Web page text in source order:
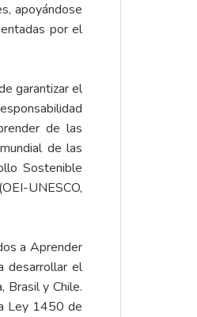
apoyándose
por el
garantizar el
de las
de las
Sostenible
UNESCO,
a Aprender
desarrollar el
Brasil y Chile.
Ley 1450 de